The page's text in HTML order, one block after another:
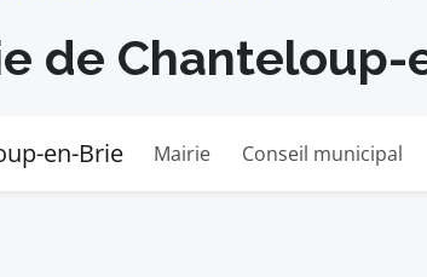
de Chanteloup-
en-Brie Mairie Conseil municipal